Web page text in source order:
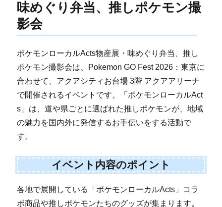
味めぐり弁当、推しポケモン撮
影会
ポケモンローカルActs物産展・味めぐり弁当、推し
ポケモン撮影会は、Pokemon GO Fest 2026：東京に
合わせて、アクアシティお台場 3階 アクアアリーナ
で開催されるイベントです。「ポケモンローカルAct
s」は、道や県ごとに選ばれた推しポケモンが、地域
の魅力を国内外に発信するお手伝いをする活動で
す。
イベント内容のポイント
各地で展開している「ポケモンローカルActs」コラ
ボ商品や推しポケモンたちのグッズが集まります。